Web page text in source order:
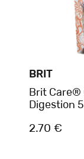
BRIT
Brit Care®
Digestion
2.70 €